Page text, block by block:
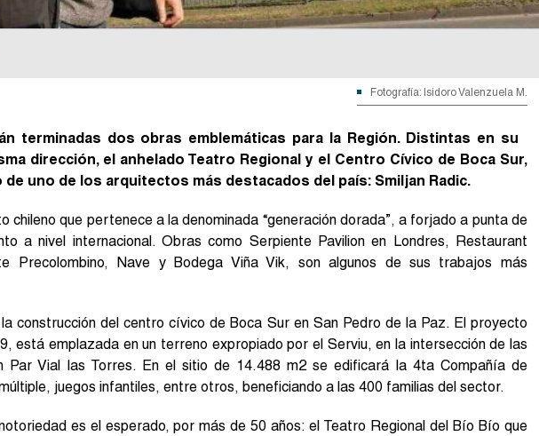
Fotografía: Isidoro Valenzuela M.
terminadas dos obras emblemáticas para la Región. Distintas en su
dirección, el anhelado Teatro Regional y el Centro Cívico de Boca Sur,
uno de los arquitectos más destacados del país: Smiljan Radic.
chileno que pertenece a la denominada “generación dorada”, a forjado a punta de
a nivel internacional. Obras como Serpiente Pavilion en Londres, Restaurant
Precolombino, Nave y Bodega Viña Vik, son algunos de sus trabajos más
construcción del centro cívico de Boca Sur en San Pedro de la Paz. El proyecto
está emplazada en un terreno expropiado por el Serviu, en la intersección de las
Par Vial las Torres. En el sitio de 14.488 m2 se edificará la 4ta Compañía de
juegos infantiles, entre otros, beneficiando a las 400 familias del sector.
es el esperado, por más de 50 años: el Teatro Regional del Bío Bío que